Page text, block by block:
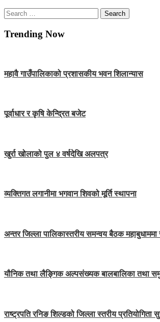
Search
for:
Trending Now
महावै गाउँपालिकाको प्रशासकीय भवन शिलान्यास
पूर्वाधार र कृषि केन्द्रित बजेट
खुर्रा खोलाको पुल ४ वर्षदेखि अलपत्र
व्यक्तिगत लगानीमा भगवान शिवको मूर्ति स्थापना
अन्तर जिल्ला पालिकास्तरीय समन्वय बैठक महाबुधाममा
यौनिक तथा लैङ्गिक अल्पसंख्यक बालबालिका तथा
राष्ट्रपति रनिङ शिल्डको जिल्ला स्तरीय प्रतियोगिता